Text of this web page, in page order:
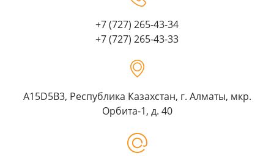
+7 (727) 265-43-34
+7 (727) 265-43-33
A15D5B3, Республика Казахстан, г. Алматы, мкр.
Орбита-1, д. 40